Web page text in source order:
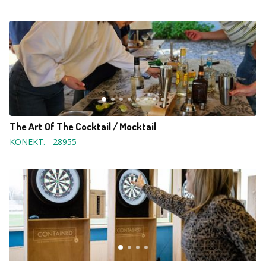
The Art Of The Cocktail / Mocktail
KONEKT. - 28955